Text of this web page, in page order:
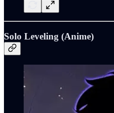
Solo Leveling (Anime)